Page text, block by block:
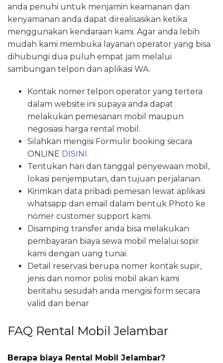
anda penuhi untuk menjamin keamanan dan
kenyamanan anda dapat direalisasikan ketika
menggunakan kendaraan kami. Agar anda lebih
mudah kami membuka layanan operator yang bisa
dihubungi dua puluh empat jam melalui
sambungan telpon dan aplikasi WA.
Kontak nomer telpon operator yang tertera
dalam website ini supaya anda dapat
melakukan pemesanan mobil maupun
negosiasi harga rental mobil.
Silahkan mengisi Formulir booking secara
ONLINE DISINI .
Tentukan hari dan tanggal penyewaan mobil,
lokasi penjemputan, dan tujuan perjalanan.
Kirimkan data pribadi pemesan lewat aplikasi
whatsapp dan email dalam bentuk Photo ke
nomer customer support kami.
Disamping transfer anda bisa melakukan
pembayaran biaya sewa mobil melalui sopir
kami dengan uang tunai.
Detail reservasi berupa nomer kontak supir,
jenis dan nomor polisi mobil akan kami
beritahu sesudah anda mengisi form secara
valid dan benar
FAQ Rental Mobil Jelambar
Berapa biaya Rental Mobil Jelambar?